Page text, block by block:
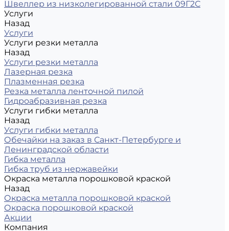
Швеллер из низколегированной стали 09Г2С
Услуги
Назад
Услуги
Услуги резки металла
Назад
Услуги резки металла
Лазерная резка
Плазменная резка
Резка металла ленточной пилой
Гидроабразивная резка
Услуги гибки металла
Назад
Услуги гибки металла
Обечайки на заказ в Санкт-Петербурге и
Ленинградской области
Гибка металла
Гибка труб из нержавейки
Окраска металла порошковой краской
Назад
Окраска металла порошковой краской
Окраска порошковой краской
Акции
Компания